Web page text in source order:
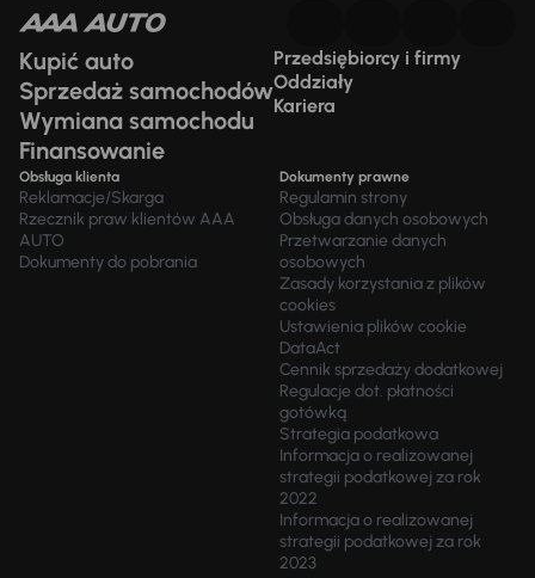
Kupić auto
Sprzedaż samochodów
Wymiana samochodu
Finansowanie
Przedsiębiorcy i firmy
Oddziały
Kariera
Obsługa klienta
Reklamacje/Skarga
Rzecznik praw klientów AAA
AUTO
Dokumenty do pobrania
Dokumenty prawne
Regulamin strony
Obsługa danych osobowych
Przetwarzanie danych
osobowych
Zasady korzystania z plików
cookies
Ustawienia plików cookie
DataAct
Cennik sprzedaży dodatkowej
Regulacje dot. płatności
gotówką
Strategia podatkowa
Informacja o realizowanej
strategii podatkowej za rok
2022
Informacja o realizowanej
strategii podatkowej za rok
2023